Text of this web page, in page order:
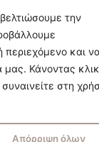
την
περιεχόμενο και να
μας. Κάνοντας κλικ
στη
Απόρριψη όλων
Gardeco